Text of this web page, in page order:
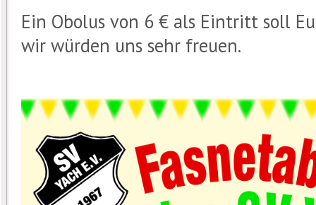
Ein Obolus von 6 € als Eintritt soll
wir würden uns sehr freuen.